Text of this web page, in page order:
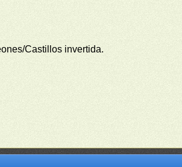
Castillos invertida.